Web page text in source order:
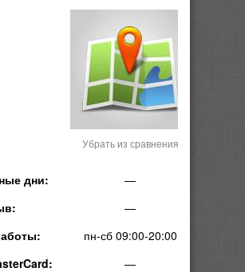
Убрать из сравнения
дни:
—
—
пн-сб 09:00-20:00
—